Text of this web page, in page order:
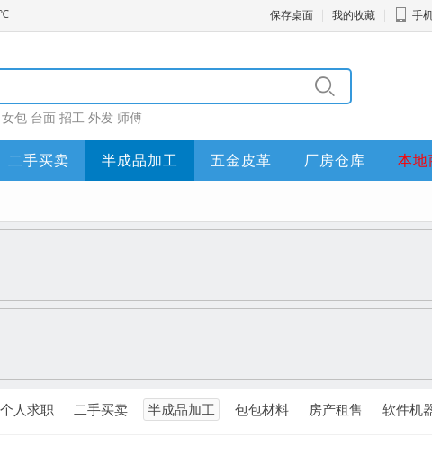
保存桌面 我的收藏 手
女包 台面 招工 外发 师傅
二手买卖 半成品加工 五金皮革 厂房仓库 本地
个人求职 二手买卖 半成品加工 包包材料 房产租售 软件机